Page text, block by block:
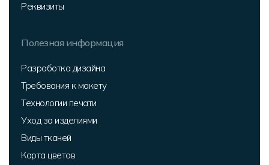
Реквизиты
Полезная информация
Разработка дизайна
Требования к макету
Технологии печати
Уход за изделиями
Виды тканей
Карта цветов